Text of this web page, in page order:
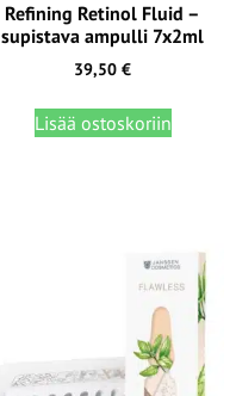
Refining Retinol Fluid –
supistava ampulli 7x2ml
39,50 €
Lisää ostoskoriin